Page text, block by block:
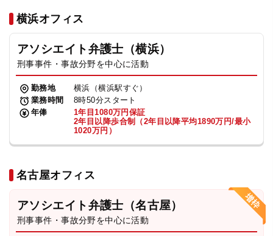
横浜オフィス
アソシエイト弁護士（横浜）
刑事事件・事故分野を中心に活動
勤務地
横浜（横浜駅すぐ）
業務時間
8時50分スタート
年俸
1年目1080万円保証
2年目以降歩合制（2年目以降平均1890万円/最小
1020万円）
名古屋オフィス
アソシエイト弁護士（名古屋）
刑事事件・事故分野を中心に活動